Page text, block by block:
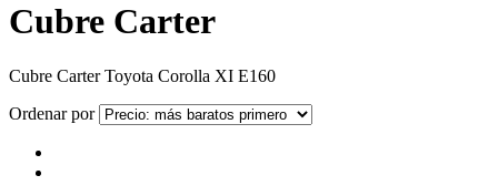
Cubre Carter
Cubre Carter Toyota Corolla XI E160
Ordenar por